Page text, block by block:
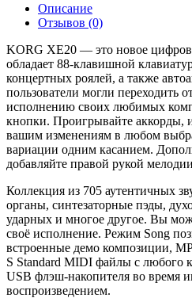
Описание
Отзывов (0)
KORG XE20 — это новое
обладает 88-клавишной
концертных роялей, а также
пользователи могли переходить
исполнению своих любимых
кнопки. Проигрывайте аккорды,
вашим изменениям в любом
вариации одним касанием.
добавляйте правой рукой
Коллекция из 705 аутентичных
органы, синтезаторные пэды,
ударных и многое другое. Вы
своё исполнение. Режим Song
встроенные демо композиции,
S Standard MIDI файлы с любого
USB флэш-накопителя во время
воспроизведением.